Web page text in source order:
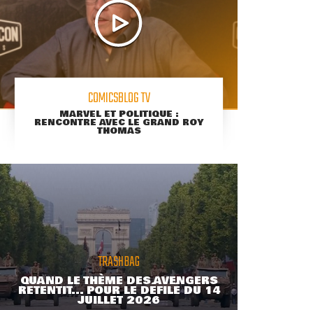
COMICSBLOG TV
MARVEL ET POLITIQUE :
RENCONTRE AVEC LE GRAND ROY
THOMAS
TRASHBAG
QUAND LE THÈME DES AVENGERS
RETENTIT... POUR LE DÉFILÉ DU 14
JUILLET 2026